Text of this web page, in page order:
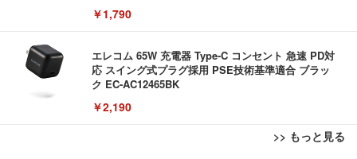
￥1,790
エレコム 65W 充電器 Type-C コンセント 急速 PD対
応 スイング式プラグ採用 PSE技術基準適合 ブラッ
ク EC-AC12465BK
￥2,190
>> もっと見る